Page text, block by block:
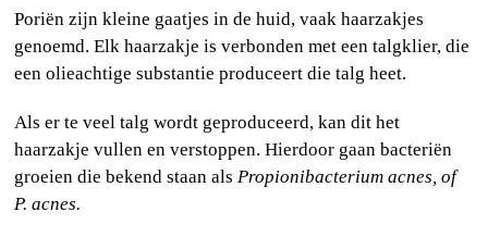
Poriën zijn kleine gaatjes in de huid, vaak haarzakjes
genoemd. Elk haarzakje is verbonden met een talgklier, die
een olieachtige substantie produceert die talg heet.
Als er te veel talg wordt geproduceerd, kan dit het
haarzakje vullen en verstoppen. Hierdoor gaan bacteriën
groeien die bekend staan als Propionibacterium acnes, of
P. acnes.